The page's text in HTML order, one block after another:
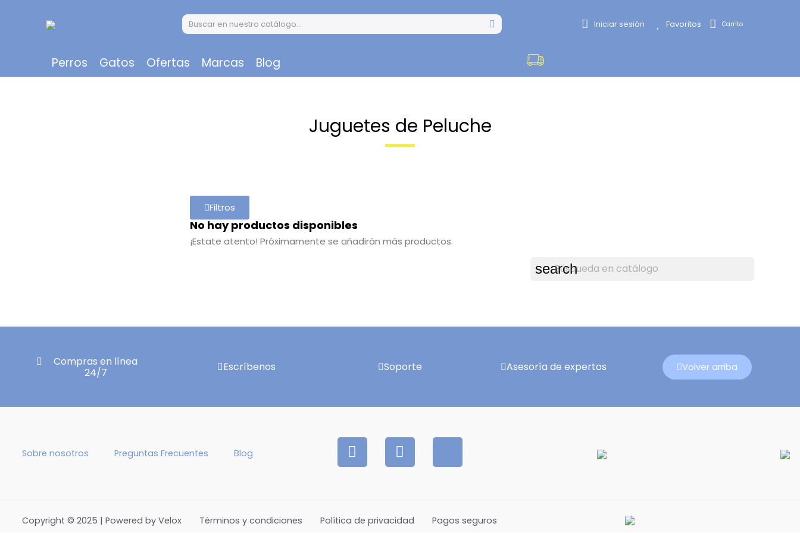
Iniciar sesión Favoritos
Perros Gatos Ofertas Marcas Blog
Juguetes de Peluche
Filtros
No hay productos disponibles
¡Estate atento! Próximamente se añadirán más productos.
search
Compras en línea
24/7
Escríbenos Soporte Asesoría de expertos Volver arriba
Sobre nosotros Preguntas Frecuentes Blog
Copyright © 2025 | Powered by Velox Términos y condiciones Política de privacidad Pagos seguros